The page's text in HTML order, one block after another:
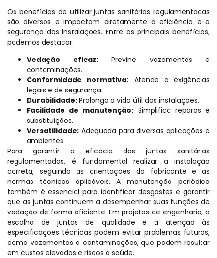
Os benefícios de utilizar juntas sanitárias regulamentadas
são diversos e impactam diretamente a eficiência e a
segurança das instalações. Entre os principais benefícios,
podemos destacar:
Vedação eficaz:Previne vazamentos e
contaminações.
Conformidade normativa: Atende a exigências
legais e de segurança.
Durabilidade: Prolonga a vida útil das instalações.
Facilidade de manutenção: Simplifica reparos e
substituições.
Versatilidade: Adequada para diversas aplicações e
ambientes.
Para garantir a eficácia das juntas sanitárias
regulamentadas, é fundamental realizar a instalação
correta, seguindo as orientações do fabricante e as
normas técnicas aplicáveis. A manutenção periódica
também é essencial para identificar desgastes e garantir
que as juntas continuem a desempenhar suas funções de
vedação de forma eficiente. Em projetos de engenharia, a
escolha de juntas de qualidade e a atenção às
especificações técnicas podem evitar problemas futuros,
como vazamentos e contaminações, que podem resultar
em custos elevados e riscos à saúde.